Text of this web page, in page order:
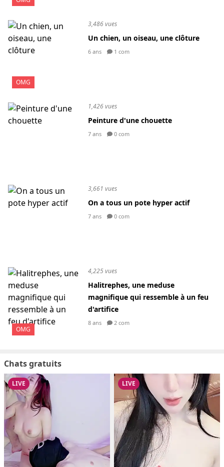
OMG
3,486 vues
Un chien, un oiseau, une clôture
6 ans 1 com
1,426 vues
Peinture d'une chouette
7 ans 0 com
3,661 vues
On a tous un pote hyper actif
7 ans 0 com
OMG
4,225 vues
Halitrephes, une meduse
magnifique qui ressemble à un feu
d'artifice
8 ans 2 com
Chats gratuits